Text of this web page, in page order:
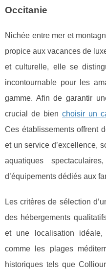
Occitanie
Nichée entre mer et
propice aux vacances de
et culturelle, elle se
incontournable pour les
gamme. Afin de garantir
crucial de bien choisir un
Ces établissements offrent
et un service d’excellence,
aquatiques
d’équipements dédiés aux
Les critères de sélection
des hébergements
et une localisation
comme les plages
historiques tels que